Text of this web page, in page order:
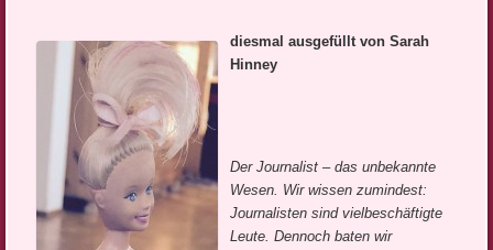
diesmal ausgefüllt von Sarah
Hinney
Der Journalist – das unbekannte
Wesen. Wir wissen zumindest:
Journalisten sind vielbeschäftigte
Leute. Dennoch baten wir